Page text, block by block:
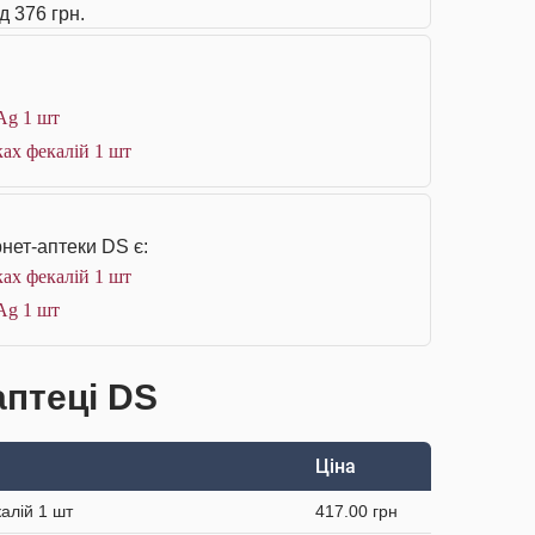
376 грн.
1 шт
фекалій 1 шт
аптеки DS є:
фекалій 1 шт
1 шт
DS
Ціна
1 шт 417.00 грн